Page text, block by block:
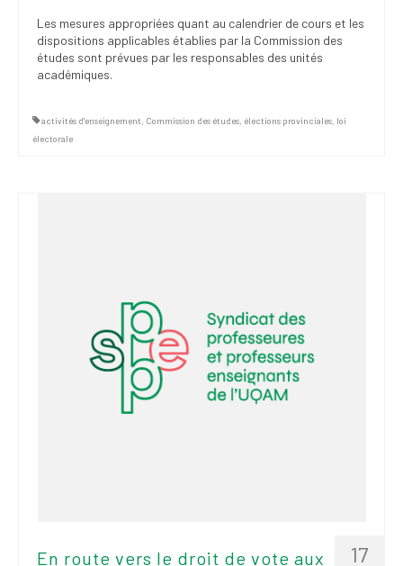
Les mesures appropriées quant au calendrier de cours et les
dispositions applicables établies par la Commission des
études sont prévues par les responsables des unités
académiques.
activités d'enseignement, Commission des études, élections provinciales, loi
électorale
17
En route vers le droit de vote aux